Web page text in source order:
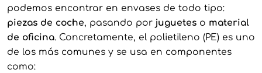
podemos encontrar en envases de todo tipo:
piezas de coche, pasando por jugueteso material
de oficina. Concretamente, el polietileno (PE) es uno
de los más comunes y se usa en componentes
como: